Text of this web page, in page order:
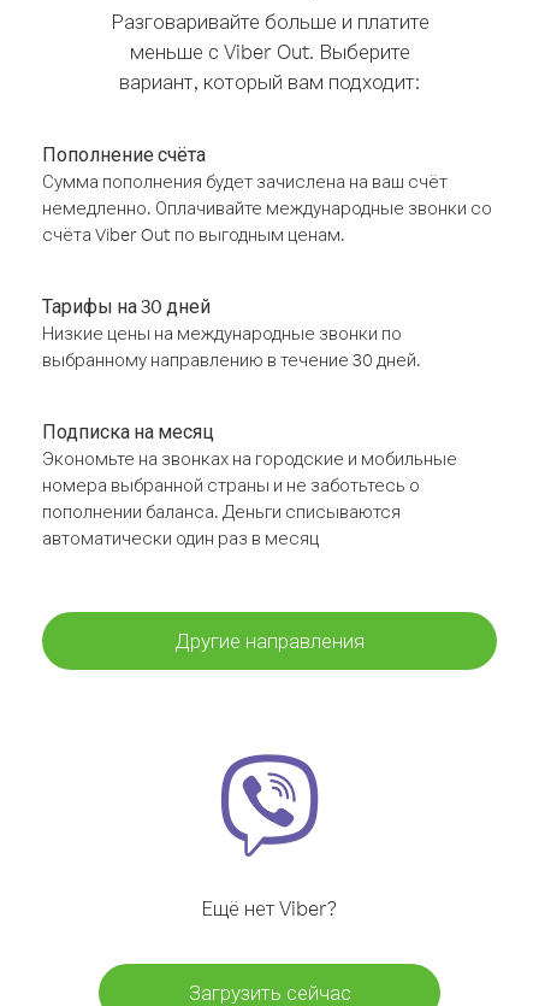
Разговаривайте больше и платите
меньше с Viber Out. Выберите
вариант, который вам подходит:
Пополнение счёта
Сумма пополнения будет зачислена на ваш счёт
немедленно. Оплачивайте международные звонки со
счёта Viber Out по выгодным ценам.
Тарифы на 30 дней
Низкие цены на международные звонки по
выбранному направлению в течение 30 дней.
Подписка на месяц
Экономьте на звонках на городские и мобильные
номера выбранной страны и не заботьтесь о
пополнении баланса. Деньги списываются
автоматически один раз в месяц
Другие направления
Ещё нет Viber?
Загрузить сейчас